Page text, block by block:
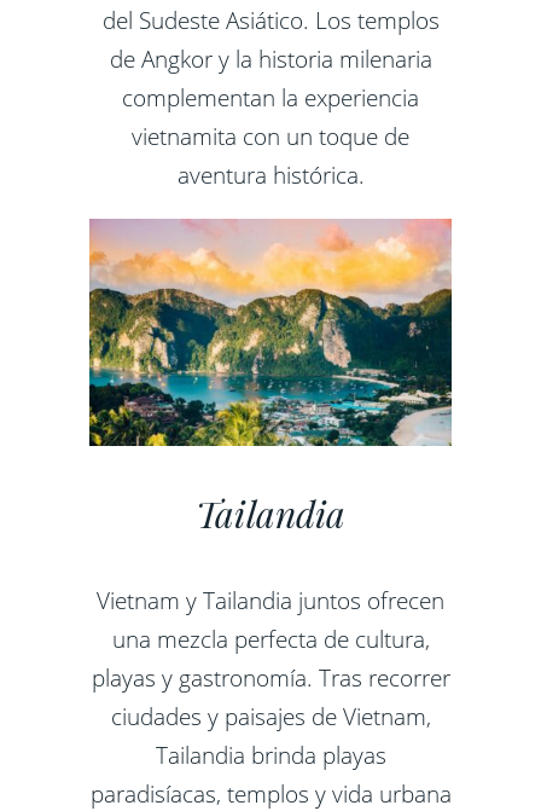
del Sudeste Asiático. Los templos
de Angkor y la historia milenaria
complementan la experiencia
vietnamita con un toque de
aventura histórica.
Tailandia
Vietnam y Tailandia juntos ofrecen
una mezcla perfecta de cultura,
playas y gastronomía. Tras recorrer
ciudades y paisajes de Vietnam,
Tailandia brinda playas
paradisíacas, templos y vida urbana